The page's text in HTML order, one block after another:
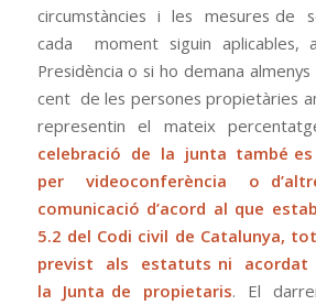
circumstàncies i les mesures de
cada moment siguin
Presidència o si ho demana
cent de les persones propietàries
representin el mateix
celebració de la junta també
per videoconferència o
comunicació d’acord al que
5.2 del Codi civil de Catalunya,
previst als estatuts ni acordat
la Junta de propietaris. El